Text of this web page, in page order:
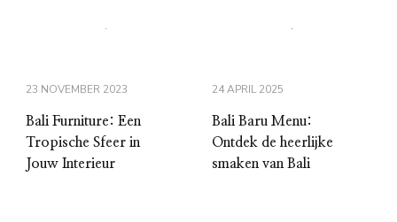
23 NOVEMBER 2023
Bali Furniture: Een
Tropische Sfeer in
Jouw Interieur
24 APRIL 2025
Bali Baru Menu:
Ontdek de heerlijke
smaken van Bali